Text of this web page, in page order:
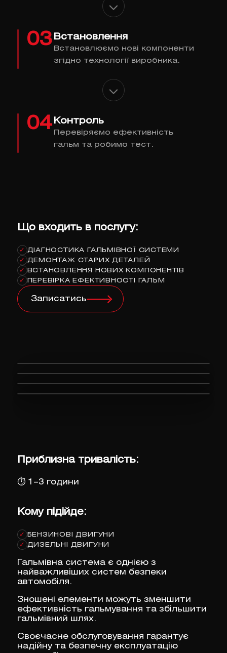
03 Встановлення
Встановлюємо нові компоненти
згідно технології виробника.
04 Контроль
Перевіряємо ефективність
гальм та робимо тест.
Що входить в послугу:
✓ ДІАГНОСТИКА ГАЛЬМІВНОЇ СИСТЕМИ
✓ ДЕМОНТАЖ СТАРИХ ДЕТАЛЕЙ
✓ ВСТАНОВЛЕННЯ НОВИХ КОМПОНЕНТІВ
✓ ПЕРЕВІРКА ЕФЕКТИВНОСТІ ГАЛЬМ
Записатись
Приблизна тривалість:
⏱ 1–3 години
Кому підійде:
✓ БЕНЗИНОВІ ДВИГУНИ
✓ ДИЗЕЛЬНІ ДВИГУНИ
Гальмівна система є однією з
найважливіших систем безпеки
автомобіля.
Зношені елементи можуть зменшити
ефективність гальмування та збільшити
гальмівний шлях.
Своєчасне обслуговування гарантує
надійну та безпечну експлуатацію